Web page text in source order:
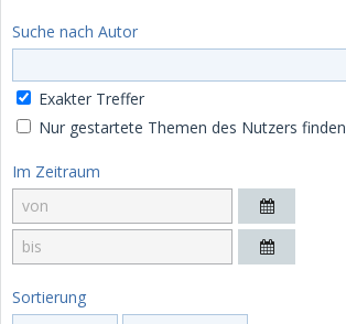
Suche nach Autor
Exakter Treffer
Nur gestartete Themen des Nutzers finden
Im Zeitraum
Sortierung